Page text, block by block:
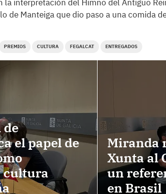
la interpretación del Himno del Antiguo
de Manteiga que dio paso a una comida
PREMIOS CULTURA FEGALCAT ENTREGADOS
de
el papel de
cultura
Miranda
Xunta al
un
en Brasil